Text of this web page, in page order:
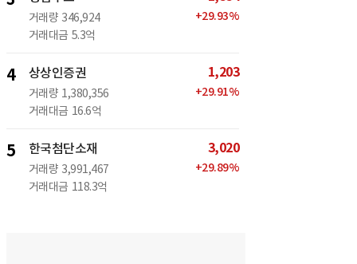
거래량 346,924
거래대금 5.3억
+29.93%
4 상상인증권
거래량 1,380,356
거래대금 16.6억
1,203
+29.91%
5 한국첨단소재
거래량 3,991,467
거래대금 118.3억
3,020
+29.89%